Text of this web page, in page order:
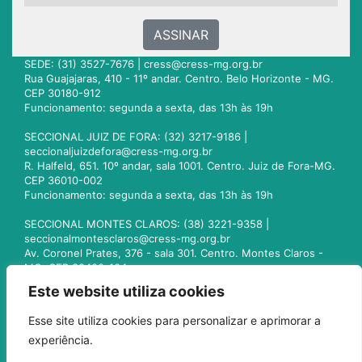
Este website utiliza cookies
Esse site utiliza cookies para personalizar e aprimorar a
experiência.
ASSINAR
SEDE: (31) 3527-7676 | cress@cress-mg.org.br
Rua Guajajaras, 410 - 11º andar. Centro. Belo Horizonte - MG.
CEP 30180-912
Funcionamento: segunda a sexta, das 13h às 19h
SECCIONAL JUIZ DE FORA: (32) 3217-9186 |
seccionaljuizdefora@cress-mg.org.br
R. Halfeld, 651. 10º andar, sala 1001. Centro. Juiz de Fora-MG.
CEP 36010-002
Funcionamento: segunda a sexta, das 13h às 19h
SECCIONAL MONTES CLAROS: (38) 3221-9358 |
seccionalmontesclaros@cress-mg.org.br
Av. Coronel Prates, 376 - sala 301. Centro. Montes Claros -
MG. CEP 39400-104
seccionaluberlandia@cress-mg.org.br
Av. Afonso Pena, 547 - sala 101. Uberlândia - MG. CEP